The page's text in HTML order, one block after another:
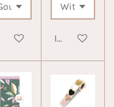
winkelwagen
In